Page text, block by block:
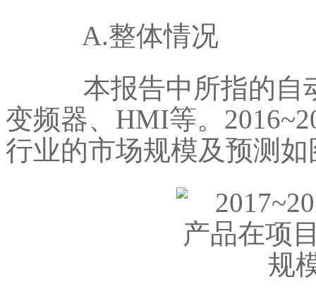
A.整体情况
本报告中所指的自
变频器、HMI等。
行业的市场规模及预测如